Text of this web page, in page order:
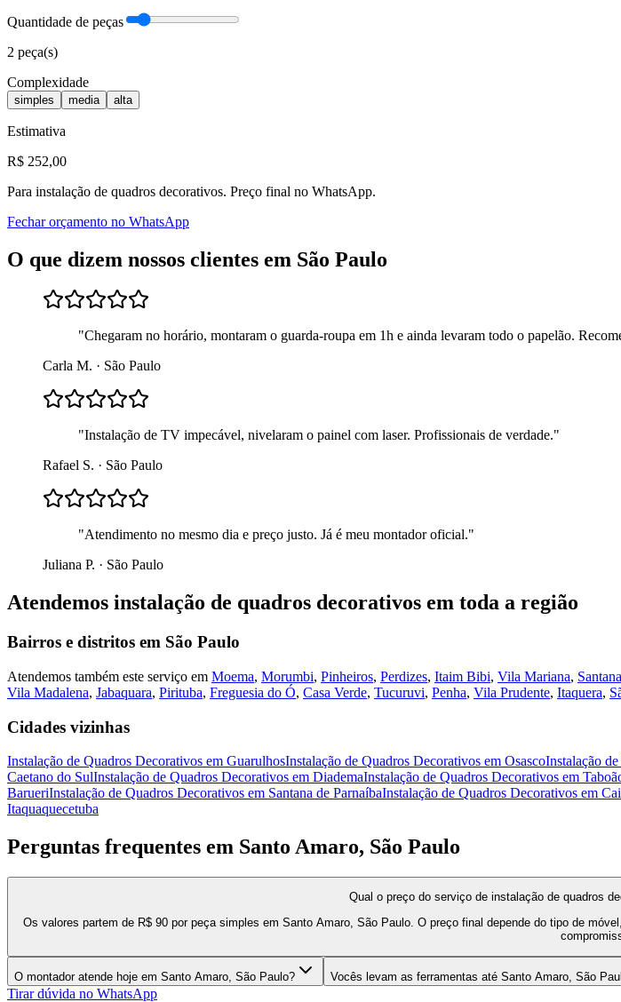
Quantidade de peças
2 peça(s)
Complexidade
simples media alta
Estimativa
R$ 252,00
Para instalação de quadros decorativos. Preço final no WhatsApp.
Fechar orçamento no WhatsApp
O que dizem nossos clientes em São Paulo
"Chegaram no horário, montaram o guarda-roupa em 1h e ainda levaram todo o papelão.
Carla M. · São Paulo
"Instalação de TV impecável, nivelaram o painel com laser. Profissionais de verdade."
Rafael S. · São Paulo
"Atendimento no mesmo dia e preço justo. Já é meu montador oficial."
Juliana P. · São Paulo
Atendemos instalação de quadros decorativos em toda a região
Bairros e distritos em São Paulo
Atendemos também este serviço em Moema, Morumbi, Pinheiros, Perdizes, Itaim Bibi, Vila Mariana, Santana
Vila Madalena, Jabaquara, Pirituba, Freguesia do Ó, Casa Verde, Tucuruvi, Penha, Vila Prudente, Itaquera,
Cidades vizinhas
Instalação de Quadros Decorativos em GuarulhosInstalação de Quadros Decorativos em OsascoInstalação
Caetano do SulInstalação de Quadros Decorativos em DiademaInstalação de Quadros Decorativos em
BarueriInstalação de Quadros Decorativos em Santana de ParnaíbaInstalação de Quadros Decorativos em
Itaquaquecetuba
Perguntas frequentes em Santo Amaro, São Paulo
Qual o preço do serviço de instalação de quadros
Os valores partem de R$ 90 por peça simples em Santo Amaro, São Paulo. O preço final depende do tipo de
O montador atende hoje em Santo Amaro, São Paulo? Vocês levam as ferramentas até Santo Amaro, São
Tirar dúvida no WhatsApp